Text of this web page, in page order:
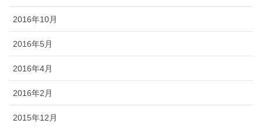
2016年10月
2016年5月
2016年4月
2016年2月
2015年12月